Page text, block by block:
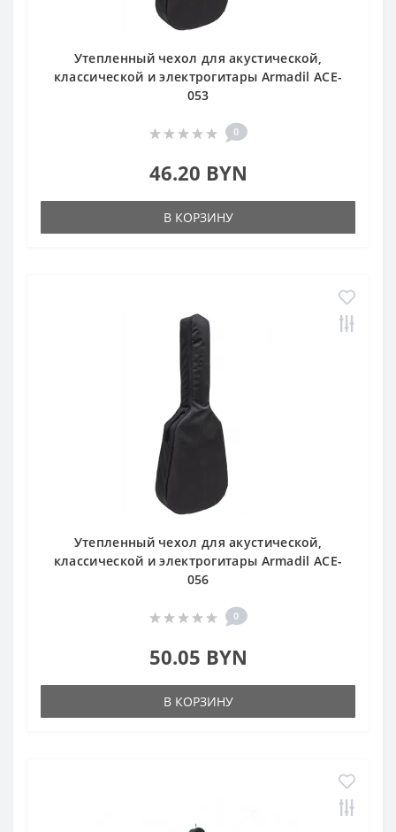
Утепленный чехол для акустической,
классической и электрогитары Armadil ACE-
053
0
46.20 BYN
В КОРЗИНУ
Утепленный чехол для акустической,
классической и электрогитары Armadil ACE-
056
0
50.05 BYN
В КОРЗИНУ